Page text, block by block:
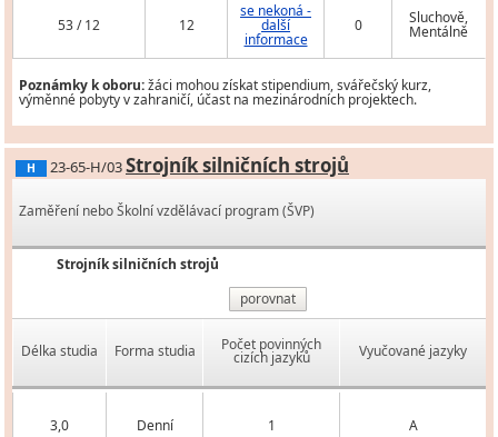
53 / 12 12
se nekoná -
další
informace
0 Sluchově,
Mentálně
Poznámky k oboru:žáci mohou získat stipendium, svářečský kurz,
výměnné pobyty v zahraničí, účast na mezinárodních projektech.
H 23-65-H/03Strojník silničních strojů
Zaměření nebo Školní vzdělávací program (ŠVP)
Strojník silničních strojů
porovnat
Délka studia Forma studia Počet povinných
cizích jazyků Vyučované jazyky
3,0 Denní 1 A